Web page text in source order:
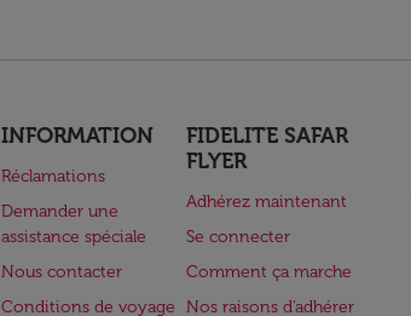
INFORMATION
Réclamations
Demander une
assistance spéciale
Nous contacter
Conditions de voyage
FIDELITE SAFAR
FLYER
Adhérez maintenant
Se connecter
Comment ça marche
Nos raisons d'adhérer